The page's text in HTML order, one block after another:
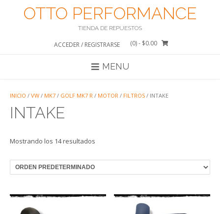
OTTO PERFORMANCE
TIENDA DE REPUESTOS
ACCEDER / REGISTRARSE (0)- $0.00
MENU
INICIO / VW / MK7 / GOLF MK7 R / MOTOR / FILTROS / INTAKE
INTAKE
Mostrando los 14 resultados